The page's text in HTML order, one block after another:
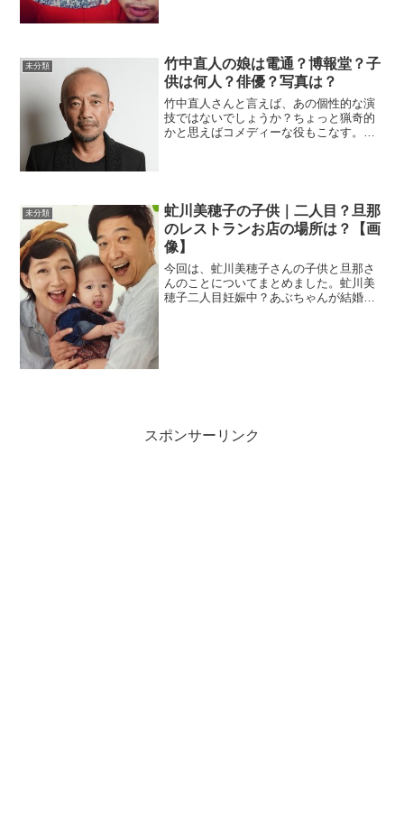
未分類
竹中直人の娘は電通？博報堂？子
供は何人？俳優？写真は？
竹中直人さんと言えば、あの個性的な演
技ではないでしょうか？ちょっと猟奇的
かと思えばコメディーな役もこなす。元
未分類
虻川美穂子の子供｜二人目？旦那
のレストランお店の場所は？【画
像】
今回は、虻川美穂子さんの子供と旦那さ
んのことについてまとめました。虻川美
穂子二人目妊娠中？あぶちゃんが結婚し
スポンサーリンク